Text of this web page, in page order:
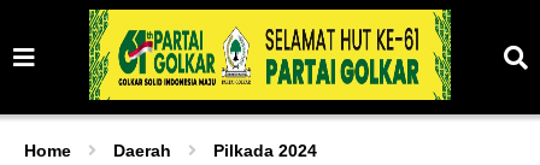
Home Daerah Pilkada 2024